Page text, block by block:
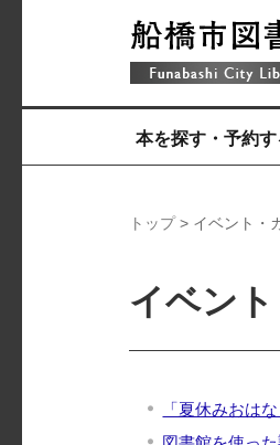
本を探す・予約す
トップ > イベント・
イベン
「夏休みおはな